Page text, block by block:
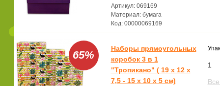
Артикул: 069169
Материал: бумага
Код: 00000069169
65%
Наборы прямоугольных
коробок 3 в 1
"Тропикано" ( 19 х 12 х
7,5 - 15 х 10 х 5 см)
1